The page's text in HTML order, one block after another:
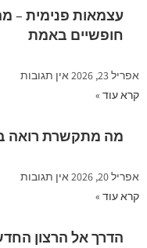
עצמאות פנימית –
חופשיים באמת
אפריל 23, 2026
אין תגובות
קרא עוד »
מה מתקשרת רואה
אפריל 20, 2026
אין תגובות
קרא עוד »
הדרך אל הרצון